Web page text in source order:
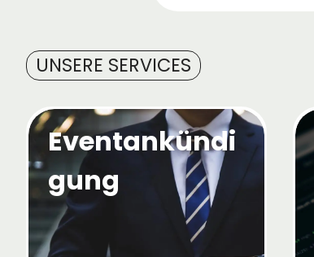
UNSERE SERVICES
Eventankündi
gung